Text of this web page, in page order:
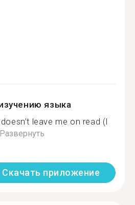
языка
leave me on read (I
Развернуть
Скачать приложение